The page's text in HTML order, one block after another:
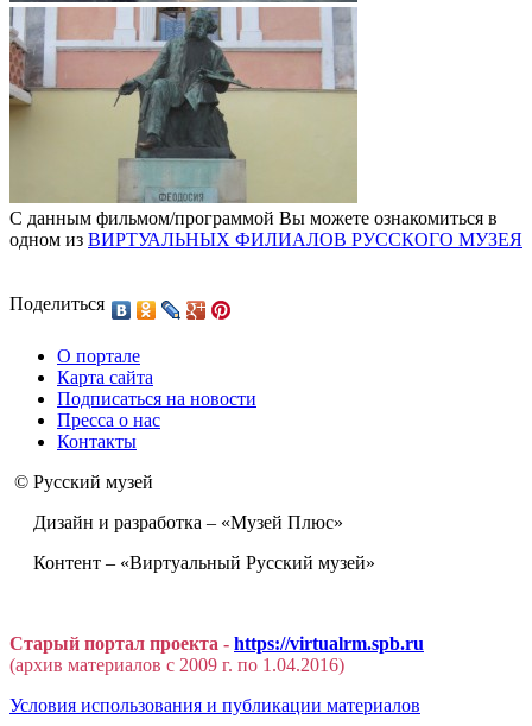
С данным фильмом/программой Вы можете ознакомиться в
одном из ВИРТУАЛЬНЫХ ФИЛИАЛОВ РУССКОГО МУЗЕЯ
Поделиться
О портале
Карта сайта
Подписаться на новости
Пресса о нас
Контакты
© Русский музей
Дизайн и разработка – «Музей Плюс»
Контент – «Виртуальный Русский музей»
Старый портал проекта - https://virtualrm.spb.ru
(архив материалов с 2009 г. по 1.04.2016)
Условия использования и публикации материалов